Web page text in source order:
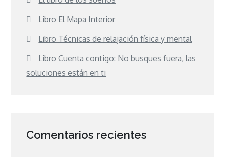
Libro El Mapa Interior
Libro Técnicas de relajación física y mental
Libro Cuenta contigo: No busques fuera, las
soluciones están en ti
Comentarios recientes